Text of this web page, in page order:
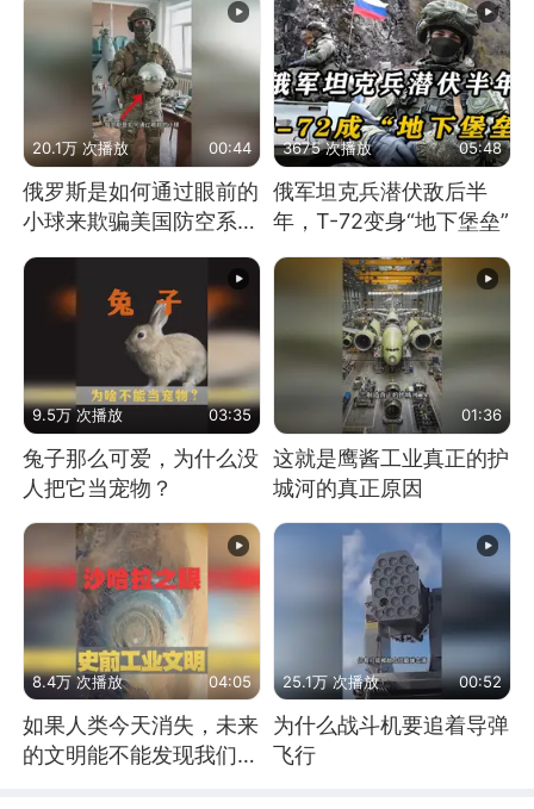
20.1万 次播放 00:44
俄罗斯是如何通过眼前的
小球来欺骗美国防空系统
3675 次播放 05:48
俄军坦克兵潜伏敌后半
年，T-72变身“地下堡垒”
9.5万 次播放 03:35
兔子那么可爱，为什么没
人把它当宠物？
01:36
这就是鹰酱工业真正的护
城河的真正原因
8.4万 次播放 04:05
如果人类今天消失，未来
的文明能不能发现我们存
25.1万 次播放 00:52
为什么战斗机要追着导弹
飞行